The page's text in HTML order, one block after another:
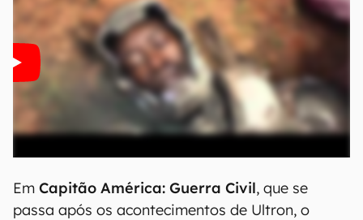
Em Capitão América: Guerra Civil, que se
passa após os acontecimentos de Ultron, o